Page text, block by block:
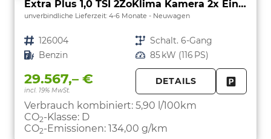
Extra Plus 1,0 TSI 2ZoKlima Kamera 2x Einparkhilfe Alu Felgen 5J Garantie Sitzheizung Matrix el Heckklappe ACC
unverbindliche Lieferzeit: 4-6 Monate Neuwagen
Fahrzeugnr. 126004 Getriebe Schalt. 6-Gang
Kraftstoff Benzin Leistung 85 kW (116 PS)
29.567,– €
incl. 19% MwSt.
DETAILS
Verbrauch kombiniert: 5,90 l/100km
CO2-Klasse: D
CO2-Emissionen: 134,00 g/km